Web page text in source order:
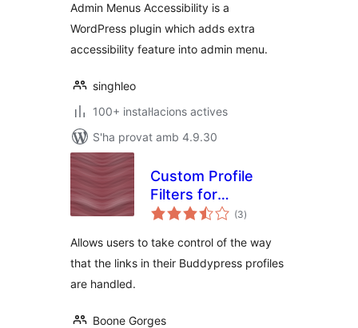
Admin Menus Accessibility is a
WordPress plugin which adds extra
accessibility feature into admin menu.
singhleo
100+ instal·lacions actives
S'ha provat amb 4.9.30
Custom Profile
Filters for
BuddyPress (3puntuacions
totals
)
Allows users to take control of the way
that the links in their Buddypress profiles
are handled.
Boone Gorges